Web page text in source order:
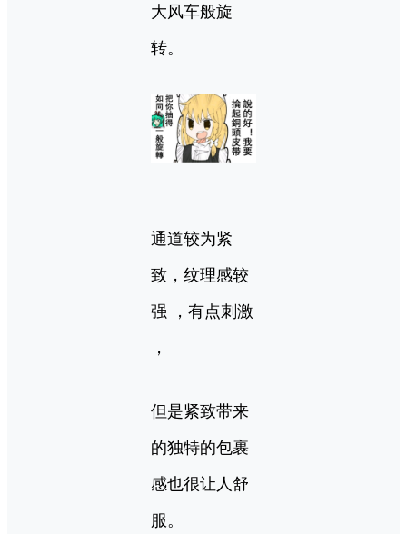
大风车般旋
转。
通道较为紧
致，纹理感较
强 ，有点刺激
，
但是紧致带来
的独特的包裹
感也很让人舒
服。